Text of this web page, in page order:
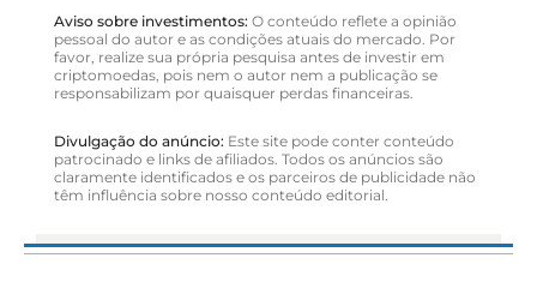
Aviso sobre investimentos: O conteúdo reflete a opinião
pessoal do autor e as condições atuais do mercado. Por
favor, realize sua própria pesquisa antes de investir em
criptomoedas, pois nem o autor nem a publicação se
responsabilizam por quaisquer perdas financeiras.
Divulgação do anúncio: Este site pode conter conteúdo
patrocinado e links de afiliados. Todos os anúncios são
claramente identificados e os parceiros de publicidade não
têm influência sobre nosso conteúdo editorial.